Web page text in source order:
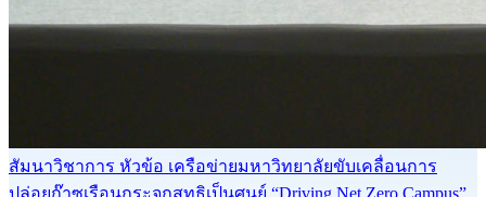
สัมนาวิชาการ หัวข้อ เครือข่ายมหาวิทยาลัยขับเคลื่อนการ